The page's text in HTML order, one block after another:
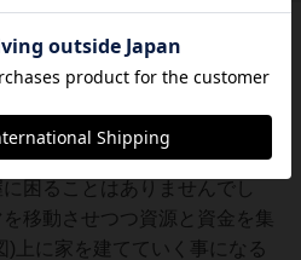
想。全員初プレイでしたが、
の割にはかなりシンプルなの
困ることはありませんでし
移動させつつ資源と資金を集
)上に家を建てていく事になる